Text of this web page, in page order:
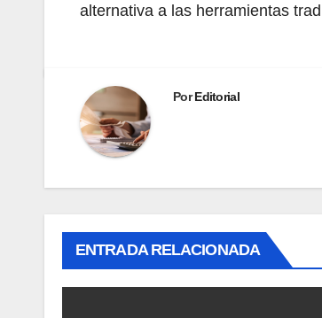
alternativa a las herramientas
PorEditorial
ENTRADA RELACIONADA